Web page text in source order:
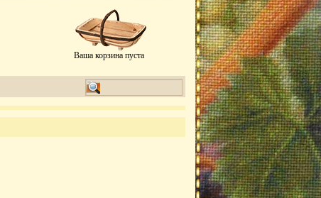
Ваша корзина пуста